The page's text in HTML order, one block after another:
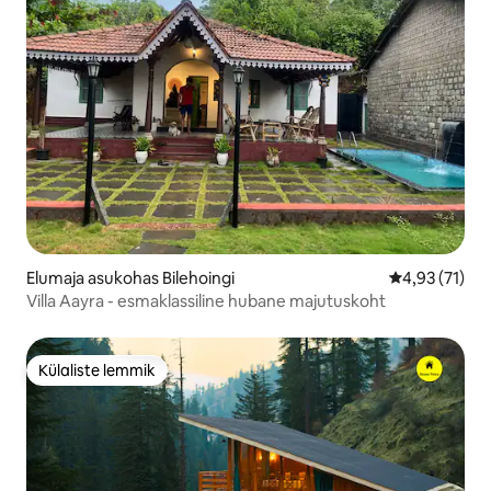
Elumaja asukohas Bilehoingi Keskmine
4,93 (71)
Villa Aayra - esmaklassiline hubane majutuskoht
Külaliste lemmik
Külaliste lemmik